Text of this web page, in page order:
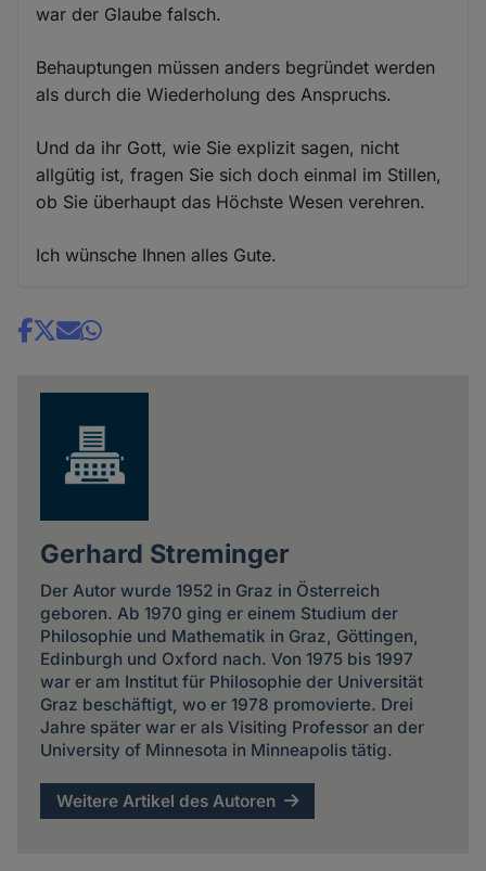
war der Glaube falsch.
Behauptungen müssen anders begründet werden
als durch die Wiederholung des Anspruchs.
Und da ihr Gott, wie Sie explizit sagen, nicht
allgütig ist, fragen Sie sich doch einmal im Stillen,
ob Sie überhaupt das Höchste Wesen verehren.
Ich wünsche Ihnen alles Gute.
Share
Gerhard Streminger
Der Autor wurde 1952 in Graz in Österreich
geboren. Ab 1970 ging er einem Studium der
Philosophie und Mathematik in Graz, Göttingen,
Edinburgh und Oxford nach. Von 1975 bis 1997
war er am Institut für Philosophie der Universität
Graz beschäftigt, wo er 1978 promovierte. Drei
Jahre später war er als Visiting Professor an der
University of Minnesota in Minneapolis tätig.
Weitere Artikel des Autoren